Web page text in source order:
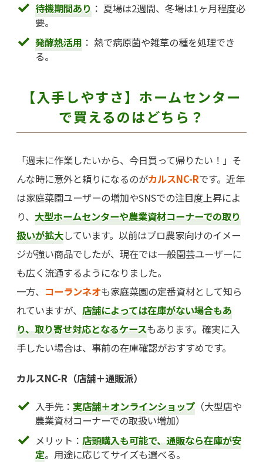
待機期間あり： 夏場は2週間、冬場は1ヶ月程度必
要。
発酵熱活用： 熱で病原菌や雑草の種を処理でき
る。
【入手しやすさ】ホームセンター
で買えるのはどちら？
「週末に作業したいから、今日買って帰りたい！」そ
んな時に意外と頼りになるのがカルスNC-Rです。近年
は家庭菜園ユーザーの増加やSNSでの注目度上昇によ
り、 大型ホームセンターや農業資材コーナーでの取り
扱いが拡大しています。以前はプロ農家向けのイメー
ジが強い商品でしたが、現在では一般園芸ユーザーに
も広く流通するようになりました。
一方、 コーランネオも家庭菜園の定番資材として知ら
れていますが、 店舗によっては在庫がない場合もあ
り、取り寄せ対応となるケースもあります。確実に入
手したい場合は、事前の在庫確認がおすすめです。
カルスNC-R（店舗＋通販派）
入手先： 実店舗＋オンラインショップ（大型店や
農業資材コーナーでの取扱い増加）
メリット： 店頭購入も可能で、通販なら在庫が安
定。用途に応じてサイズも選べる。